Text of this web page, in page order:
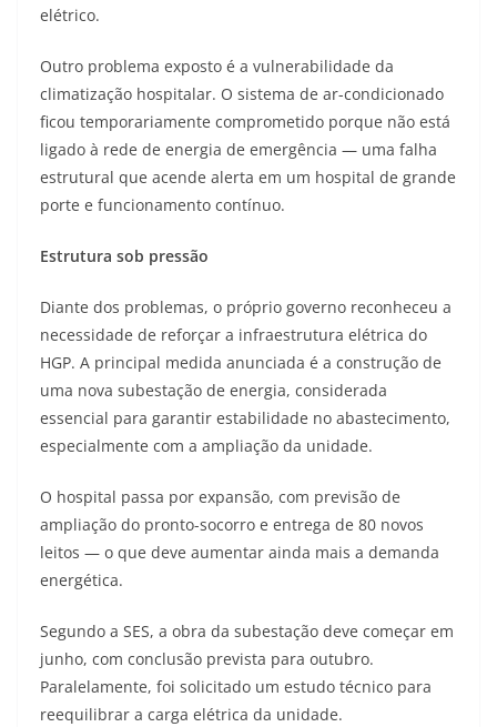
elétrico.
Outro problema exposto é a vulnerabilidade da
climatização hospitalar. O sistema de ar-condicionado
ficou temporariamente comprometido porque não está
ligado à rede de energia de emergência — uma falha
estrutural que acende alerta em um hospital de grande
porte e funcionamento contínuo.
Estrutura sob pressão
Diante dos problemas, o próprio governo reconheceu a
necessidade de reforçar a infraestrutura elétrica do
HGP. A principal medida anunciada é a construção de
uma nova subestação de energia, considerada
essencial para garantir estabilidade no abastecimento,
especialmente com a ampliação da unidade.
O hospital passa por expansão, com previsão de
ampliação do pronto-socorro e entrega de 80 novos
leitos — o que deve aumentar ainda mais a demanda
energética.
Segundo a SES, a obra da subestação deve começar em
junho, com conclusão prevista para outubro.
Paralelamente, foi solicitado um estudo técnico para
reequilibrar a carga elétrica da unidade.